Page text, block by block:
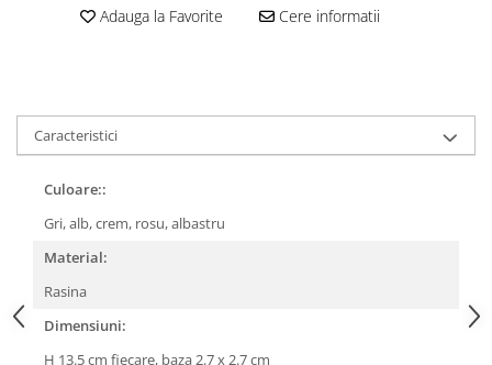
Adauga la Favorite Cere informatii
Caracteristici
Culoare::
Gri, alb, crem, rosu, albastru
Material:
Rasina
Dimensiuni:
H 13.5 cm fiecare, baza 2.7 x 2.7 cm